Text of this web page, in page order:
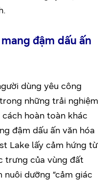
đậm dấu ấn
dùng yêu công
những trải nghiệm
hoàn toàn khác
đậm dấu ấn văn hóa
Lake lấy cảm hứng từ
trưng của vùng đất
nuôi dưỡng “cảm giác